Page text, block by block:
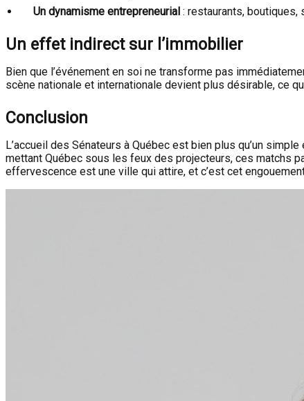
Un dynamisme entrepreneurial : restaurants,
Un effet indirect sur l’immobilier
Bien que l’événement en soi ne transforme pas
scène nationale et internationale devient plus désirable, ce
Conclusion
L’accueil des Sénateurs à Québec est bien plus qu’un
mettant Québec sous les feux des projecteurs, ces matchs
effervescence est une ville qui attire, et c’est cet